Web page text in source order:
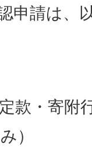
申請は、
款・寄附
）